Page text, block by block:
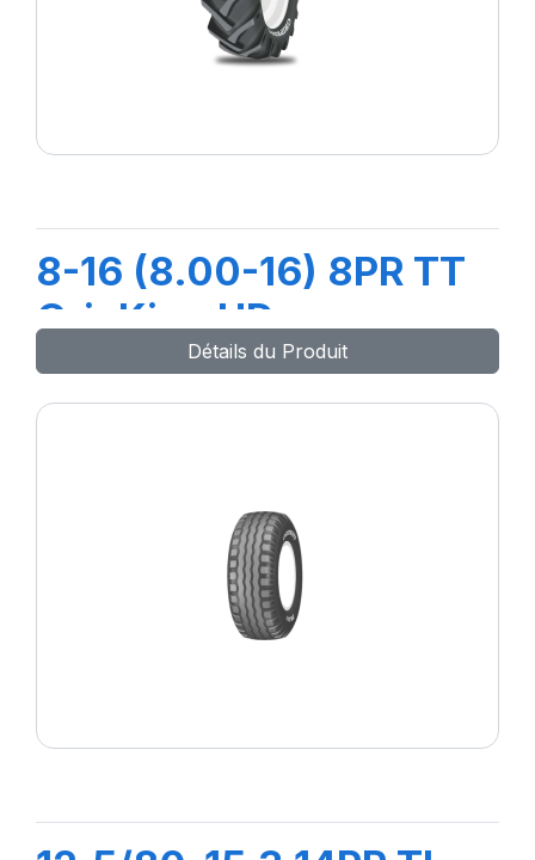
8-16 (8.00-16) 8PR TT
GripKing HD
Détails du Produit